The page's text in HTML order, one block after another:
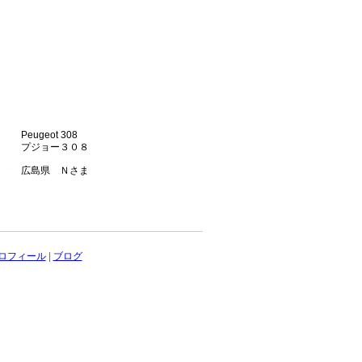
Peugeot 308
プジョー３０８
広島県 Ｎさま
フィール| ブログ